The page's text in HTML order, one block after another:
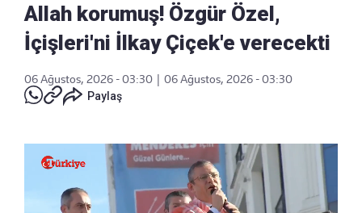
Allah korumuş! Özgür Özel,
İçişleri'ni İlkay Çiçek'e verecekti
06 Ağustos, 2026 - 03:30
06 Ağustos, 2026 - 03:30
Paylaş